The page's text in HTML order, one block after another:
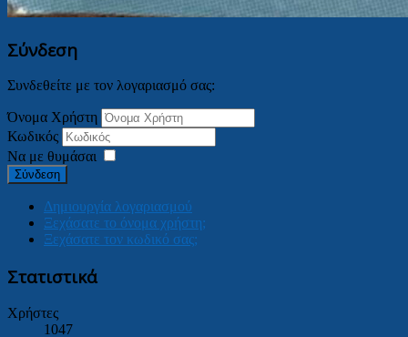
Σύνδεση
Συνδεθείτε με τον λογαριασμό σας:
Όνομα Χρήστη
Κωδικός
Να με θυμάσαι
Σύνδεση
Δημιουργία λογαριασμού
Ξεχάσατε το όνομα χρήστη;
Ξεχάσατε τον κωδικό σας;
Στατιστικά
Χρήστες
1047